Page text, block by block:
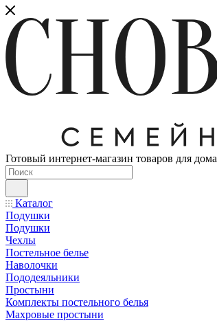
Готовый интернет-магазин товаров для дома
Каталог
Подушки
Подушки
Чехлы
Постельное белье
Наволочки
Пододеяльники
Простыни
Комплекты постельного белья
Махровые простыни